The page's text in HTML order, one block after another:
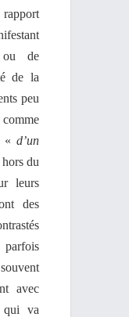
ou de
de la
peu
« d’un
hors du
leurs
des
avec
qui va